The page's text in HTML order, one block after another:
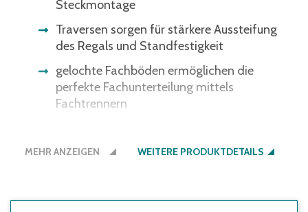
Steckmontage
Traversen sorgen für stärkere Aussteifung
des Regals und Standfestigkeit
gelochte Fachböden ermöglichen die
perfekte Fachunterteilung mittels
Fachtrennern
höhenverstellbar – optimale Anpassung ans
ausreichend gegen Kippen gesichert
MEHR ANZEIGEN WEITERE PRODUKTDETAILS